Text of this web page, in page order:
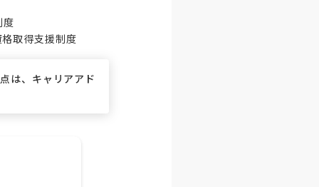
度
取得支援制度
は、キャリアアド